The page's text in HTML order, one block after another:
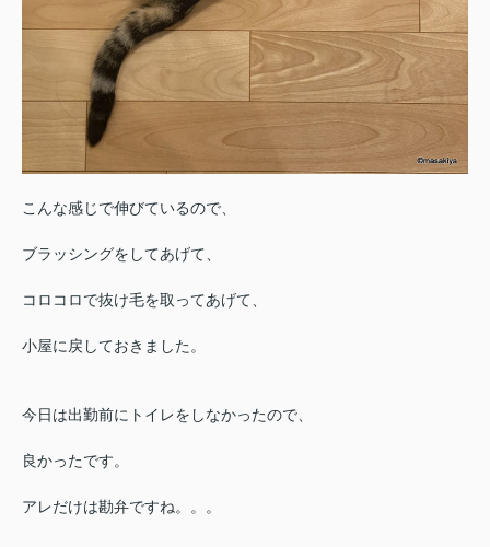
こんな感じで伸びているので、
ブラッシングをしてあげて、
コロコロで抜け毛を取ってあげて、
小屋に戻しておきました。
今日は出勤前にトイレをしなかったので、
良かったです。
アレだけは勘弁ですね。。。